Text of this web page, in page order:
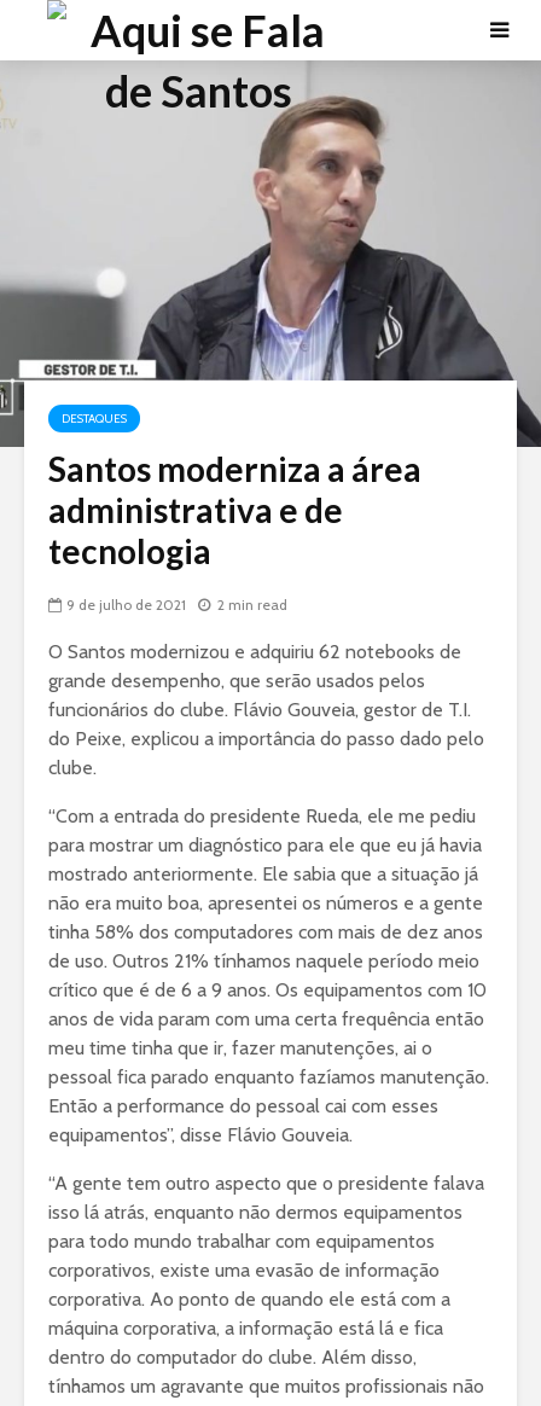
DESTAQUES
Santos moderniza a área
administrativa e de
tecnologia
9 de julho de 2021 2 min read
O Santos modernizou e adquiriu 62 notebooks de
grande desempenho, que serão usados pelos
funcionários do clube. Flávio Gouveia, gestor de T.I.
do Peixe, explicou a importância do passo dado pelo
clube.
“Com a entrada do presidente Rueda, ele me pediu
para mostrar um diagnóstico para ele que eu já havia
mostrado anteriormente. Ele sabia que a situação já
não era muito boa, apresentei os números e a gente
tinha 58% dos computadores com mais de dez anos
de uso. Outros 21% tínhamos naquele período meio
crítico que é de 6 a 9 anos. Os equipamentos com 10
anos de vida param com uma certa frequência então
meu time tinha que ir, fazer manutenções, ai o
pessoal fica parado enquanto fazíamos manutenção.
Então a performance do pessoal cai com esses
equipamentos”, disse Flávio Gouveia.
“A gente tem outro aspecto que o presidente falava
isso lá atrás, enquanto não dermos equipamentos
para todo mundo trabalhar com equipamentos
corporativos, existe uma evasão de informação
corporativa. Ao ponto de quando ele está com a
máquina corporativa, a informação está lá e fica
dentro do computador do clube. Além disso,
tínhamos um agravante que muitos profissionais não